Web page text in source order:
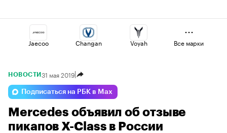
Jaecoo Changan Voyah
Geely Volga
Lada Esteo Omoda
Все марки
НОВОСТИ 31 мая 2019
Подписаться на РБК в Max
Mercedes объявил об отзыве
пикапов X-Class в России